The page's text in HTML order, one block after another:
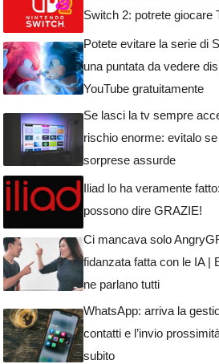
Switch 2: potrete giocare
Potete evitare la serie di
una puntata da vedere
YouTube gratuitamente
Se lasci la tv sempre
rischio enorme: evitalo
sorprese assurde
Iliad lo ha veramente
possono dire GRAZIE!
Ci mancava solo
fidanzata fatta con le IA |
ne parlano tutti
WhatsApp: arriva la
contatti e l’invio
subito